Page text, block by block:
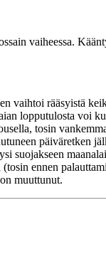
vaiheessa.
vaihtoi rääsyistä
lopputulosta voi
tosin
päiväretken
suojakseen
ennen
muuttunut.